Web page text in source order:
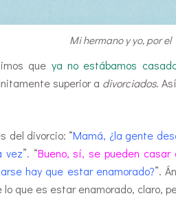
Mi hermano y yo, por
que ya no estábamos
superior a divorciados.
del divorcio: “Mamá, ¿la gente
vez”. “Bueno, sí, se pueden
hay que estar enamorado?”.
lo que es estar enamorado, claro,